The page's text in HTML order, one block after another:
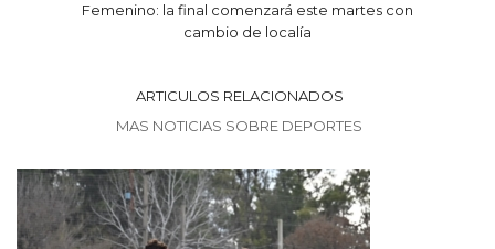
Femenino: la final comenzará este martes con
cambio de localía
ARTICULOS RELACIONADOS
MAS NOTICIAS SOBRE DEPORTES